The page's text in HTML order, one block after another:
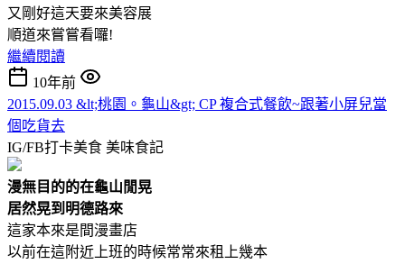
又剛好這天要來美容展
順道來嘗嘗看囉!
繼續閱讀
10年前
2015.09.03 &lt;桃園。龜山&gt; CP 複合式餐飲~跟著小屏兒當
個吃貨去
IG/FB打卡美食 美味食記
漫無目的的在龜山閒晃
居然晃到明德路來
這家本來是間漫畫店
以前在這附近上班的時候常常來租上幾本